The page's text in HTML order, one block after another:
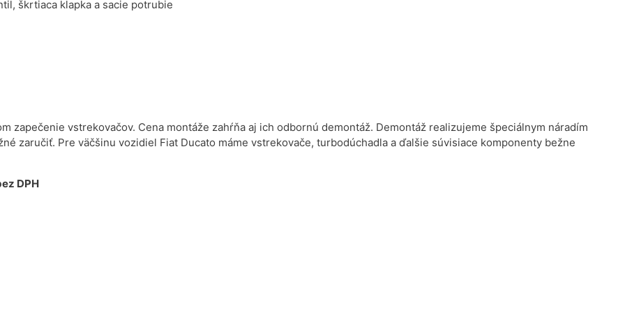
škrtiaca klapka a sacie potrubie
zapečenie vstrekovačov. Cena montáže zahŕňa aj ich odbornú demontáž. Demontáž realizujeme špeciálnym náradím
zaručiť. Pre väčšinu vozidiel Fiat Ducato máme vstrekovače, turbodúchadla a ďalšie súvisiace komponenty bežne
DPH